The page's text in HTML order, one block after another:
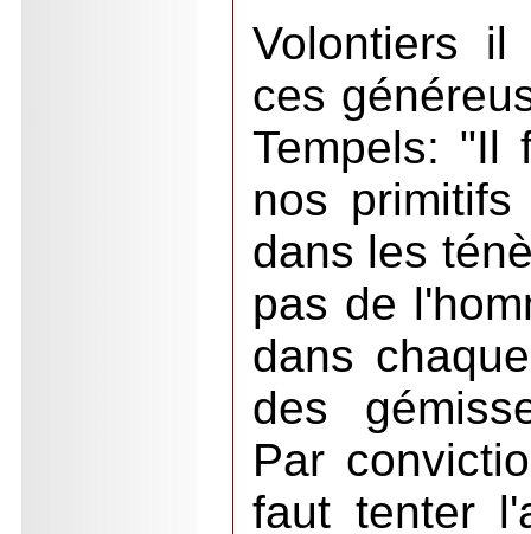
Volontiers
ces
Tempels: "Il
nos
dans les
pas de
dans
des
Par
faut tenter